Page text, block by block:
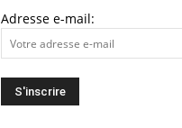
Adresse e-mail: